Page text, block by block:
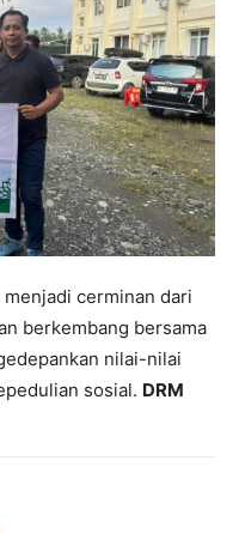
cerminan dari
berkembang bersama
nilai-nilai
sosial. DRM